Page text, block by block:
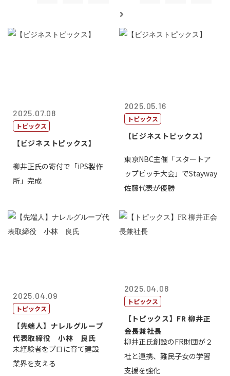
2025.07.08
トピックス
【ビジネストピックス】
柳井正氏の寄付で「iPS製作
所」完成
2025.05.16
トピックス
【ビジネストピックス】
東京NBC主催「スタートア
ップピッチ大会」でStayway
佐藤代表が優勝
2025.04.09
トピックス
【先端人】ナレルグループ
代表取締役 小林 良氏
未経験者をプロに育て建設
業界を支える
2025.04.08
トピックス
【トピックス】FR 柳井正
会長兼社長
柳井正氏創設のFR財団が２
社と連携、難民子女の学習
支援を強化